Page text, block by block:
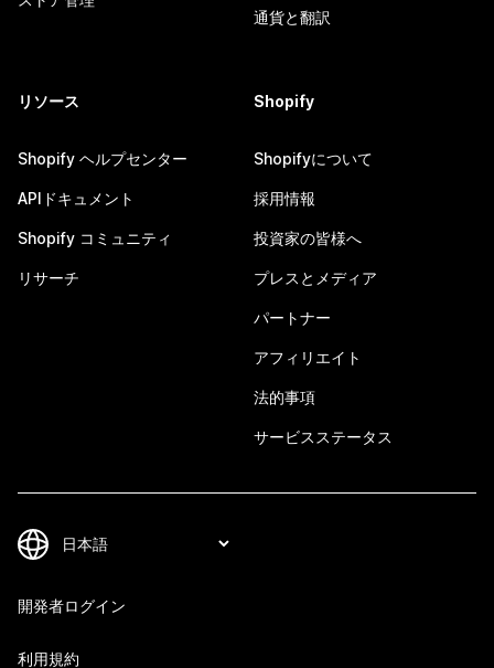
通貨と翻訳
リソース
Shopify ヘルプセンター
APIドキュメント
Shopify コミュニティ
リサーチ
Shopify
Shopifyについて
採用情報
投資家の皆様へ
プレスとメディア
パートナー
アフィリエイト
法的事項
サービスステータス
開発者ログイン
利用規約